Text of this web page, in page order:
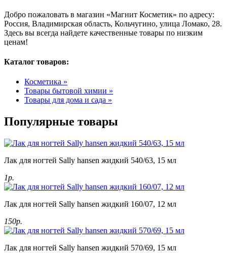
Добро пожаловать в магазин «Магнит Косметик» по адресу:
Россия, Владимирская область, Кольчугино, улица Ломако, 28.
Здесь вы всегда найдете качественные товары по низким
ценам!
Каталог товаров:
Косметика »
Товары бытовой химии »
Товары для дома и сада »
Популярные товары
Лак для ногтей Sally hansen жидкий 540/63, 15 мл
1р.
Лак для ногтей Sally hansen жидкий 160/07, 12 мл
150р.
Лак для ногтей Sally hansen жидкий 570/69, 15 мл